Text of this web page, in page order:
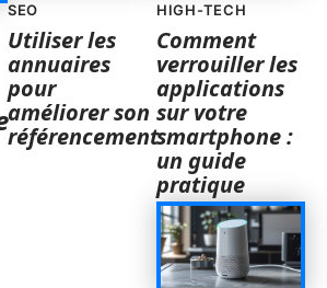
SEO
Utiliser les
annuaires
pour
améliorer son
référencement
HIGH-TECH
Comment
verrouiller les
applications
sur votre
smartphone :
un guide
pratique